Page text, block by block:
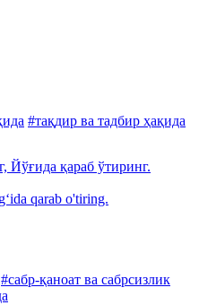
#тақдир ва тадбир ҳақида
Йўғида қараб ўтиринг.
qarab о'tiring.
#сабр-қаноат ва сабрсизлик